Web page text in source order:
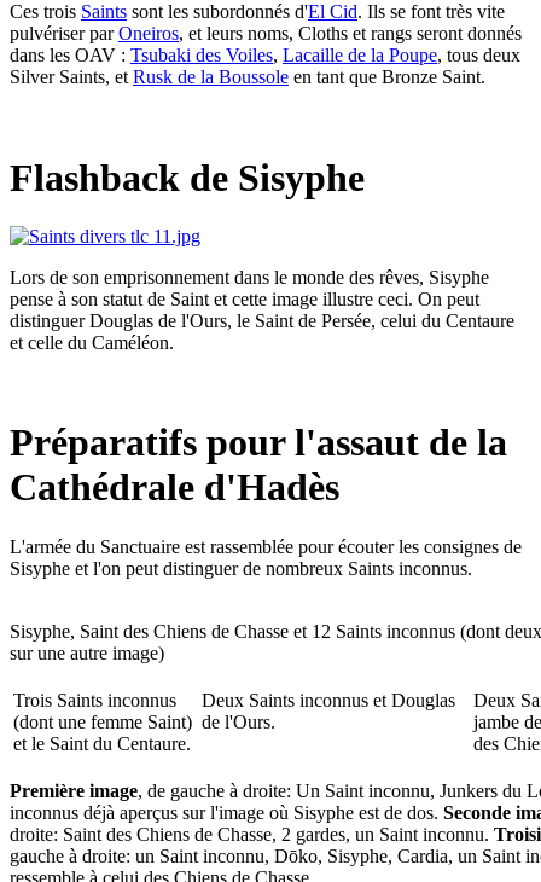
Ces trois Saints sont les subordonnés d'El Cid. Ils se font très vite
pulvériser parOneiros, et leurs noms, Cloths et rangs seront donnés
dans les OAV : Tsubaki des Voiles, Lacaille de la Poupe, tous deux
Silver Saints, et Rusk de la Boussole en tant que Bronze Saint.
Flashback de Sisyphe
Lors de son emprisonnement dans le monde des rêves, Sisyphe
pense à son statut de Saint et cette image illustre ceci. On peut
distinguer Douglas de l'Ours, le Saint de Persée, celui du Centaure
et celle du Caméléon.
Préparatifs pour l'assaut de la
Cathédrale d'Hadès
L'armée du Sanctuaire est rassemblée pour écouter les consignes de
Sisyphe et l'on peut distinguer de nombreux Saints inconnus.
Sisyphe, Saint des Chiens de Chasse et 12 Saints inconnus (dont
sur une autre image)
Trois Saints inconnus
(dont une femme Saint)
et le Saint du Centaure.
Deux Saints inconnus et Douglas
de l'Ours.
Deux
jambe
des
Première image, de gauche à droite: Un Saint inconnu, Junkers du
inconnus déjà aperçus sur l'image où Sisyphe est de dos. Seconde
droite: Saint des Chiens de Chasse, 2 gardes, un Saint inconnu.
gauche à droite: un Saint inconnu, Dōko, Sisyphe, Cardia, un Saint
ressemble à celui des Chiens de Chasse.